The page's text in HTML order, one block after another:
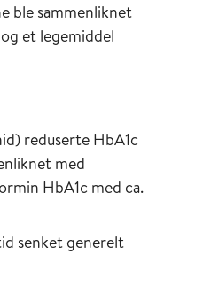
ble sammenliknet
et legemiddel
reduserte HbA1c
med
HbA1c med ca.
senket generelt